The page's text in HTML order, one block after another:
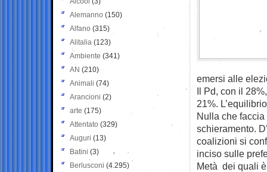
emersi alle
Il Pd, con il
21%.
Nulla che
schieramento.
coalizioni si
inciso sulle
Metà dei quali
Alemanno (150)
Alfano (315)
Alitalia (123)
Ambiente (341)
AN (210)
Animali (74)
Arancioni (2)
arte (175)
Attentato (329)
Auguri (13)
Batini (3)
Berlusconi (4.295)